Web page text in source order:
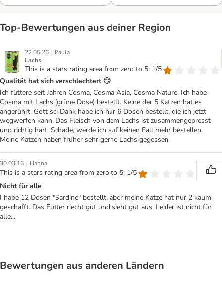
Top‑Bewertungen aus deiner Region
22.05.26 | Paula
Lachs
This is a stars rating area from zero to 5: 1/5
Qualität hat sich verschlechtert 🙄
Ich füttere seit Jahren Cosma, Cosma Asia, Cosma Nature. Ich habe
Cosma mit Lachs (grüne Dose) bestellt. Keine der 5 Katzen hat es
angerührt. Gott sei Dank habe ich nur 6 Dosen bestellt, die ich jetzt
wegwerfen kann. Das Fleisch von dem Lachs ist zusammengepresst
und richtig hart. Schade, werde ich auf keinen Fall mehr bestellen.
Meine Katzen haben früher sehr gerne Lachs gegessen.
30.03.16 | Hanna
This is a stars rating area from zero to 5: 1/5
Nicht für alle
I habe 12 Dosen "Sardine" bestellt, aber meine Katze hat nur 2 kaum
geschafft. Das Futter riecht gut und sieht gut aus. Leider ist nicht für
alle...
Bewertungen aus anderen Ländern